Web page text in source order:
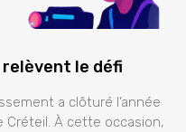
le défi
a clôturé l’année
Créteil. À cette occasion,